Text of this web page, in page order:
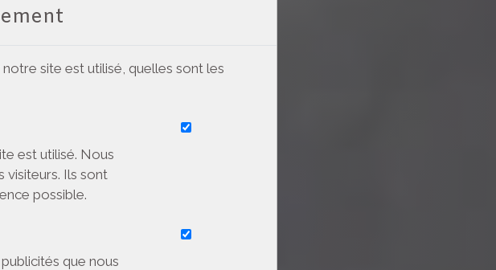
site est utilisé, quelles sont les
est utilisé. Nous
visiteurs. Ils sont
possible.
que nous